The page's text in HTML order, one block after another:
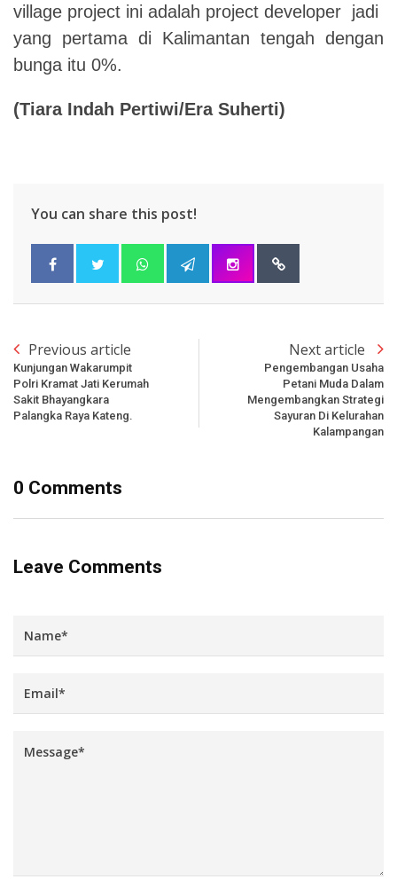
village project ini adalah project developer jadi
yang pertama di Kalimantan tengah dengan
bunga itu 0%.
(Tiara Indah Pertiwi/Era Suherti)
You can share this post!
Previous article
Kunjungan Wakarumpit
Polri Kramat Jati Kerumah
Sakit Bhayangkara
Palangka Raya Kateng.
Next article
Pengembangan Usaha
Petani Muda Dalam
Mengembangkan Strategi
Sayuran Di Kelurahan
Kalampangan
0 Comments
Leave Comments